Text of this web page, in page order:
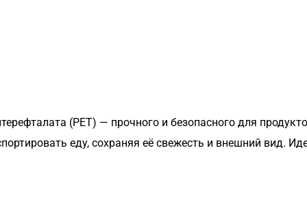
(PET) — прочного и безопасного для
еду, сохраняя её свежесть и внешний вид.